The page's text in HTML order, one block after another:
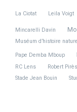
La Ciotat Leila Voigt
Mincarelli Davin
Muséum d’histoire
Pape Demba Mboup
RC Lens Robert Pirès
Stade Jean Bouin